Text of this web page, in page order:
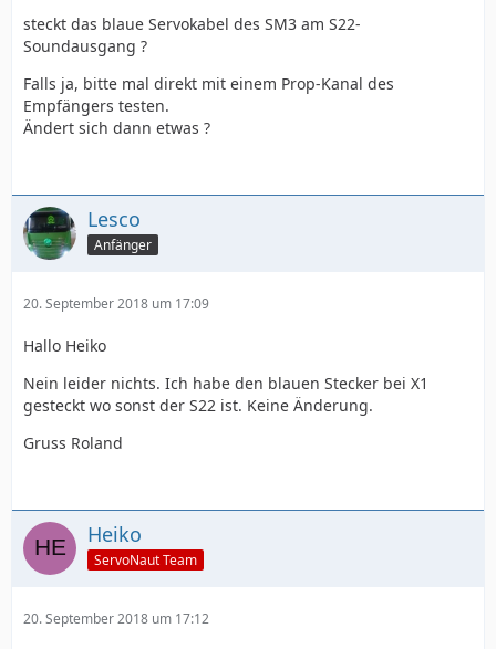
steckt das blaue Servokabel des SM3 am S22-
Soundausgang ?
Falls ja, bitte mal direkt mit einem Prop-Kanal des
Empfängers testen.
Ändert sich dann etwas ?
Lesco
Anfänger
20. September 2018 um 17:09
Hallo Heiko
Nein leider nichts. Ich habe den blauen Stecker bei X1
gesteckt wo sonst der S22 ist. Keine Änderung.
Gruss Roland
Heiko
ServoNaut Team
20. September 2018 um 17:12